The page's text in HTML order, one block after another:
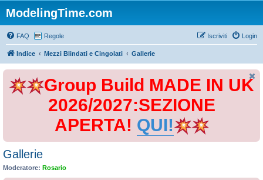
ModelingTime.com
FAQ Regole Login
Iscriviti
Indice Mezzi Blindati e Cingolati Gallerie
Group Build MADE IN UK
2026/2027:SEZIONE
APERTA! QUI!
Gallerie
Moderatore: Rosario